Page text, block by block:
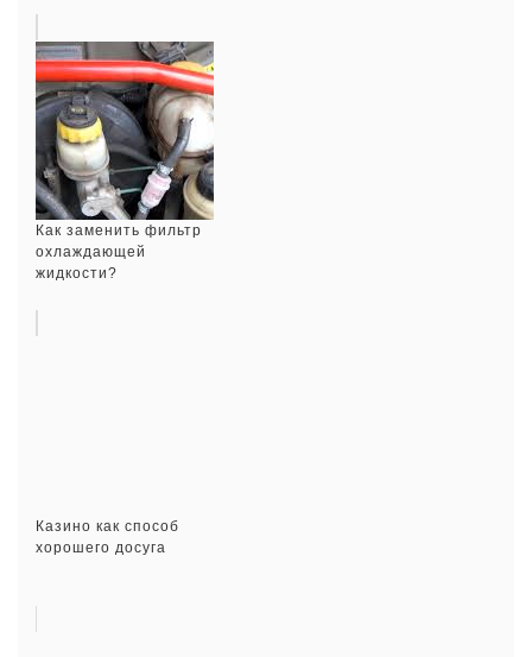
Как заменить фильтр
охлаждающей
жидкости?
Казино как способ
хорошего досуга